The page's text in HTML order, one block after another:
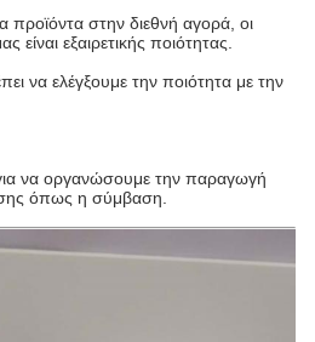
προϊόντα στην διεθνή αγορά, οι
είναι εξαιρετικής ποιότητας.
να ελέγξουμε την ποιότητα με την
να οργανώσουμε την παραγωγή
όπως η σύμβαση.